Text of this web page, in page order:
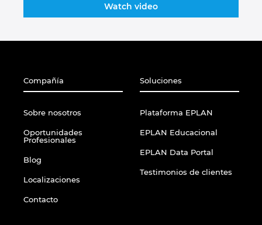
Watch video
Compañía
Sobre nosotros
Oportunidades
Profesionales
Blog
Localizaciones
Contacto
Soluciones
Plataforma EPLAN
EPLAN Educacional
EPLAN Data Portal
Testimonios de clientes